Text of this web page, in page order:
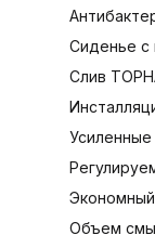
Cиденье с
Слив
Экономный
Объем